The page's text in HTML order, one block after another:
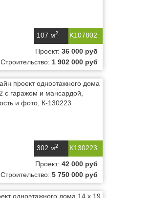
K107802
107 м2
Проект: 36 000 руб
Строительство: 1 902 000 руб
K130223
302 м2
Проект: 42 000 руб
Строительство: 5 750 000 руб